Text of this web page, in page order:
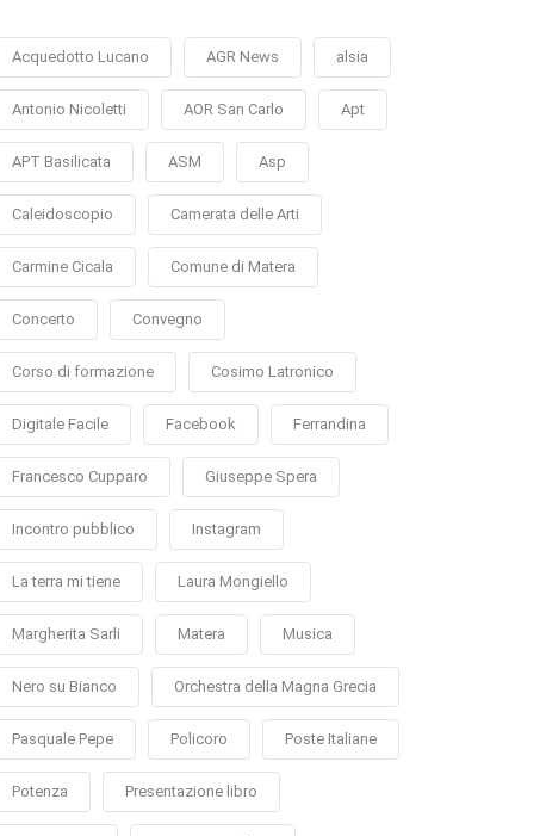
Acquedotto Lucano AGR News alsia
Antonio Nicoletti AOR San Carlo Apt
APT Basilicata ASM Asp
Caleidoscopio Camerata delle Arti
Carmine Cicala Comune di Matera
Concerto Convegno
Corso di formazione Cosimo Latronico
Digitale Facile Facebook Ferrandina
Francesco Cupparo Giuseppe Spera
Incontro pubblico Instagram
La terra mi tiene Laura Mongiello
Margherita Sarli Matera Musica
Nero su Bianco Orchestra della Magna Grecia
Pasquale Pepe Policoro Poste Italiane
Potenza Presentazione libro